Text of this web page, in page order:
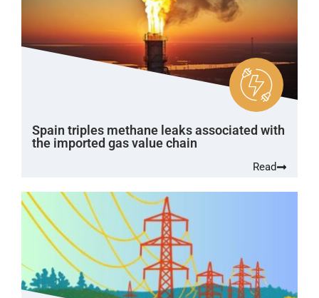
Spain triples methane leaks associated with
the imported gas value chain
Read